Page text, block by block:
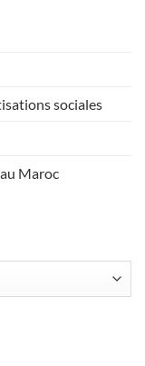
sociales
Maroc